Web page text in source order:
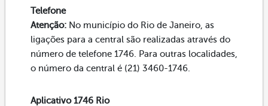
Telefone
Atenção: No município do Rio de Janeiro, as
ligações para a central são realizadas através do
número de telefone 1746. Para outras localidades,
o número da central é (21) 3460-1746.
Aplicativo 1746 Rio